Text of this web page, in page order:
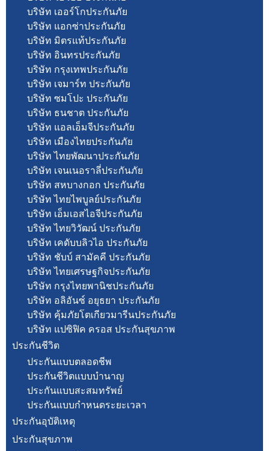
บริษัท เออร์โกประกันภัย
บริษัท แอกซ่าประกันภัย
บริษัท มิตรแท้ประกันภัย
บริษัท อินทรประกันภัย
บริษัท กรุงเทพประกันภัย
บริษัท เจมาร์ท ประกันภัย
บริษัท ซมโปะ ประกันภัย
บริษัท ธนชาต ประกันภัย
บริษัท แอลเอ็มจีประกันภัย
บริษัท เมืองไทยประกันภัย
บริษัท ไทยพัฒนาประกันภัย
บริษัท เจนเนอราลี่ประกันภัย
บริษัท สหบางกอก ประกันภัย
บริษัท ไทยไพบูลย์ประกันภัย
บริษัท เอ็มเอสไอจีประกันภัย
บริษัท ไทยวิวัฒน์ ประกันภัย
บริษัท เคดับบลิวไอ ประกันภัย
บริษัท ชับบ์ สามัคคี ประกันภัย
บริษัท ไทยเศรษฐกิจประกันภัย
บริษัท กรุงไทยพานิชประกันภัย
บริษัท อลิอันซ์ อยุธยา ประกันภัย
บริษัท คุ้มภัยโตเกียวมารีนประกันภัย
บริษัท แปซิฟิค ครอส ประกันสุขภาพ
ประกันชีวิต
ประกันแบบตลอดชีพ
ประกันชีวิตแบบบำนาญ
ประกันแบบสะสมทรัพย์
ประกันแบบกำหนดระยะเวลา
ประกันอุบัติเหตุ
ประกันสุขภาพ